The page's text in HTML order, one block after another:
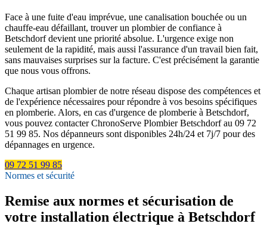
Face à une fuite d'eau imprévue, une canalisation bouchée ou un
chauffe-eau défaillant, trouver un plombier de confiance à
Betschdorf devient une priorité absolue. L'urgence exige non
seulement de la rapidité, mais aussi l'assurance d'un travail bien fait,
sans mauvaises surprises sur la facture. C'est précisément la garantie
que nous vous offrons.
Chaque artisan plombier de notre réseau dispose des compétences et
de l'expérience nécessaires pour répondre à vos besoins spécifiques
en plomberie. Alors, en cas d'urgence de plomberie à Betschdorf,
vous pouvez contacter ChronoServe Plombier Betschdorf au 09 72
51 99 85. Nos dépanneurs sont disponibles 24h/24 et 7j/7 pour des
dépannages en urgence.
09 72 51 99 85
Normes et sécurité
Remise aux normes et sécurisation de
votre installation électrique à Betschdorf